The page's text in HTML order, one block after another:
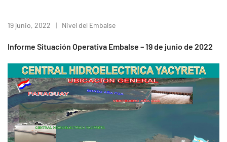
19 junio, 2022 Nivel del Embalse
Informe Situación Operativa Embalse – 19 de junio de 2022